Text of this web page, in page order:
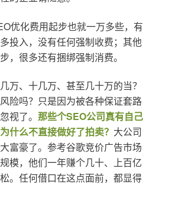
优化费用起步也就一万多些，有
投入，没有任何强制收费；其他
，很多还有捆绑强制消费。
万、十几万、甚至几十万的当？
险吗？只是因为被各种保证套路
视了。 那些个SEO公司真有自己
什么不直接做好了拍卖？ 大公司
富豪了。参考谷歌竞价广告市场
模，他们一年赚个几十、上百亿
。任何借口在这点面前，都显得